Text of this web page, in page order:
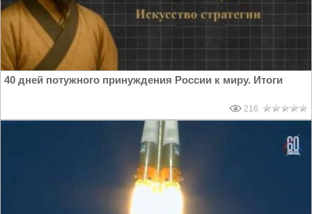
40 дней потужного принуждения России к миру. Итоги
216